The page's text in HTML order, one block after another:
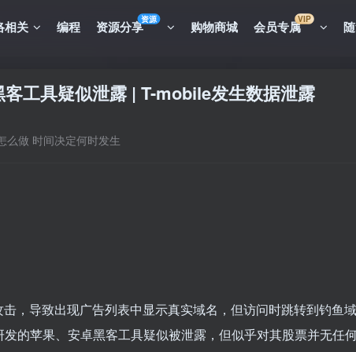
相关 编程 资源分享资源 购物商城 会员专属VIP
工具疑似泄露 | T-mobile发生数据泄露
么做 时间决定何时发生
，导致出现广告列表中显示真实域名，但访问时跳转到钓鱼
的苹果、安卓黑客工具疑似被泄露，但似乎对其股票并无任